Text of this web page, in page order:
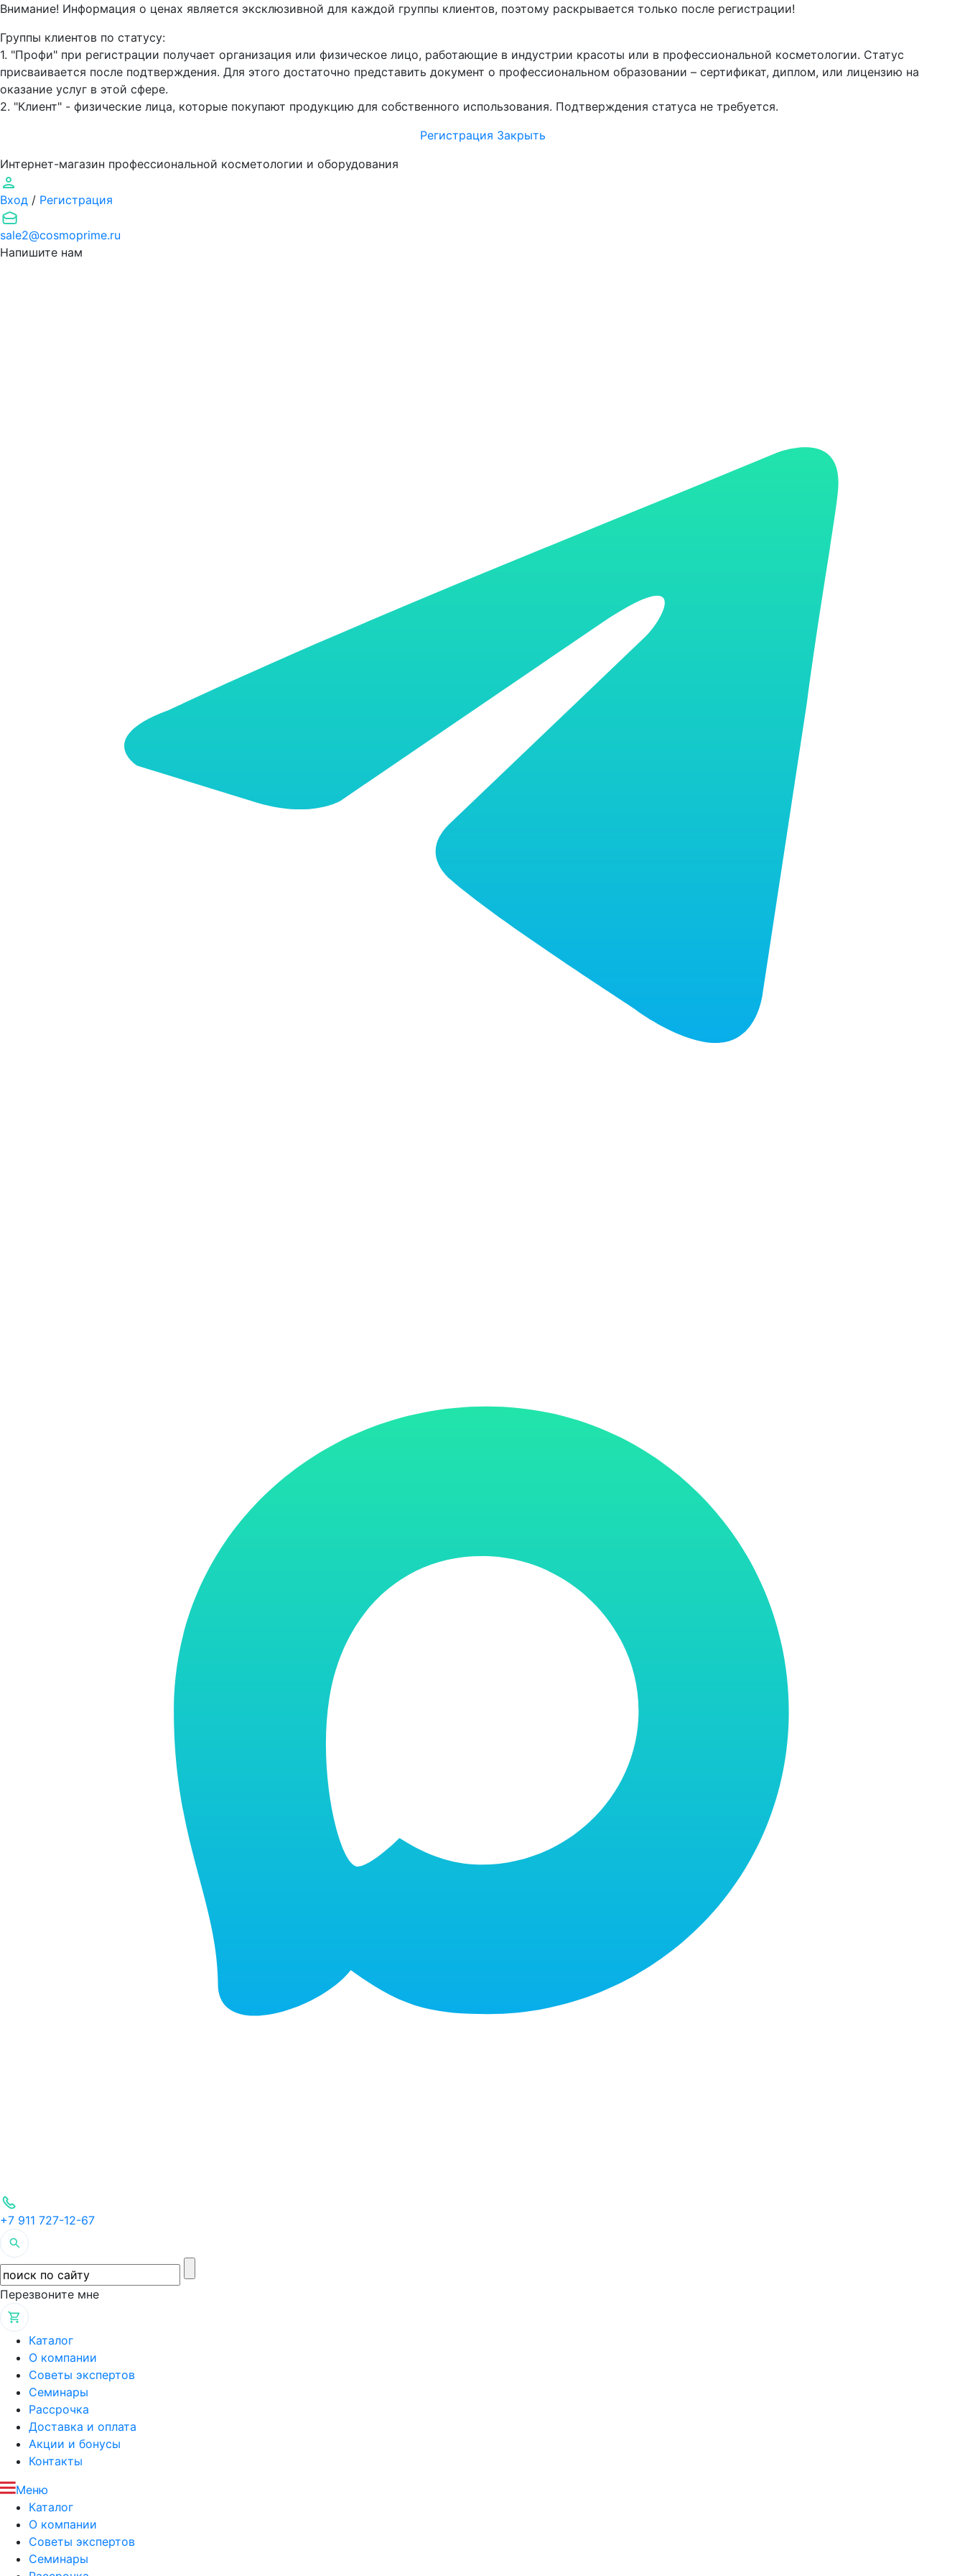
Внимание! Информация о ценах является эксклюзивной для каждой группы клиентов, поэтому раскрывается только после регистрации!
Группы клиентов по статусу:
1. "Профи" при регистрации получает организация или физическое лицо, работающие в индустрии красоты или в профессиональной косметологии. Статус
присваивается после подтверждения. Для этого достаточно представить документ о профессиональном образовании – сертификат, диплом, или лицензию на
оказание услуг в этой сфере.
2. "Клиент" - физические лица, которые покупают продукцию для собственного использования. Подтверждения статуса не требуется.
Регистрация Закрыть
Интернет-магазин профессиональной косметологии и оборудования
Вход / Регистрация
sale2@cosmoprime.ru
Напишите нам
+7 911 727-12-67
Перезвоните мне
Каталог
О компании
Советы экспертов
Семинары
Рассрочка
Доставка и оплата
Акции и бонусы
Контакты
Меню
Каталог
О компании
Советы экспертов
Семинары